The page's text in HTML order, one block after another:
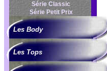
Série Classic
Série Petit Prix
Les Body
Les Tops